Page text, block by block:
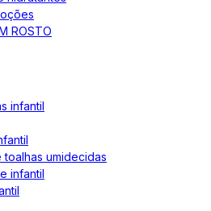
ROSTO
infantil
toalhas umidecidas
infantil